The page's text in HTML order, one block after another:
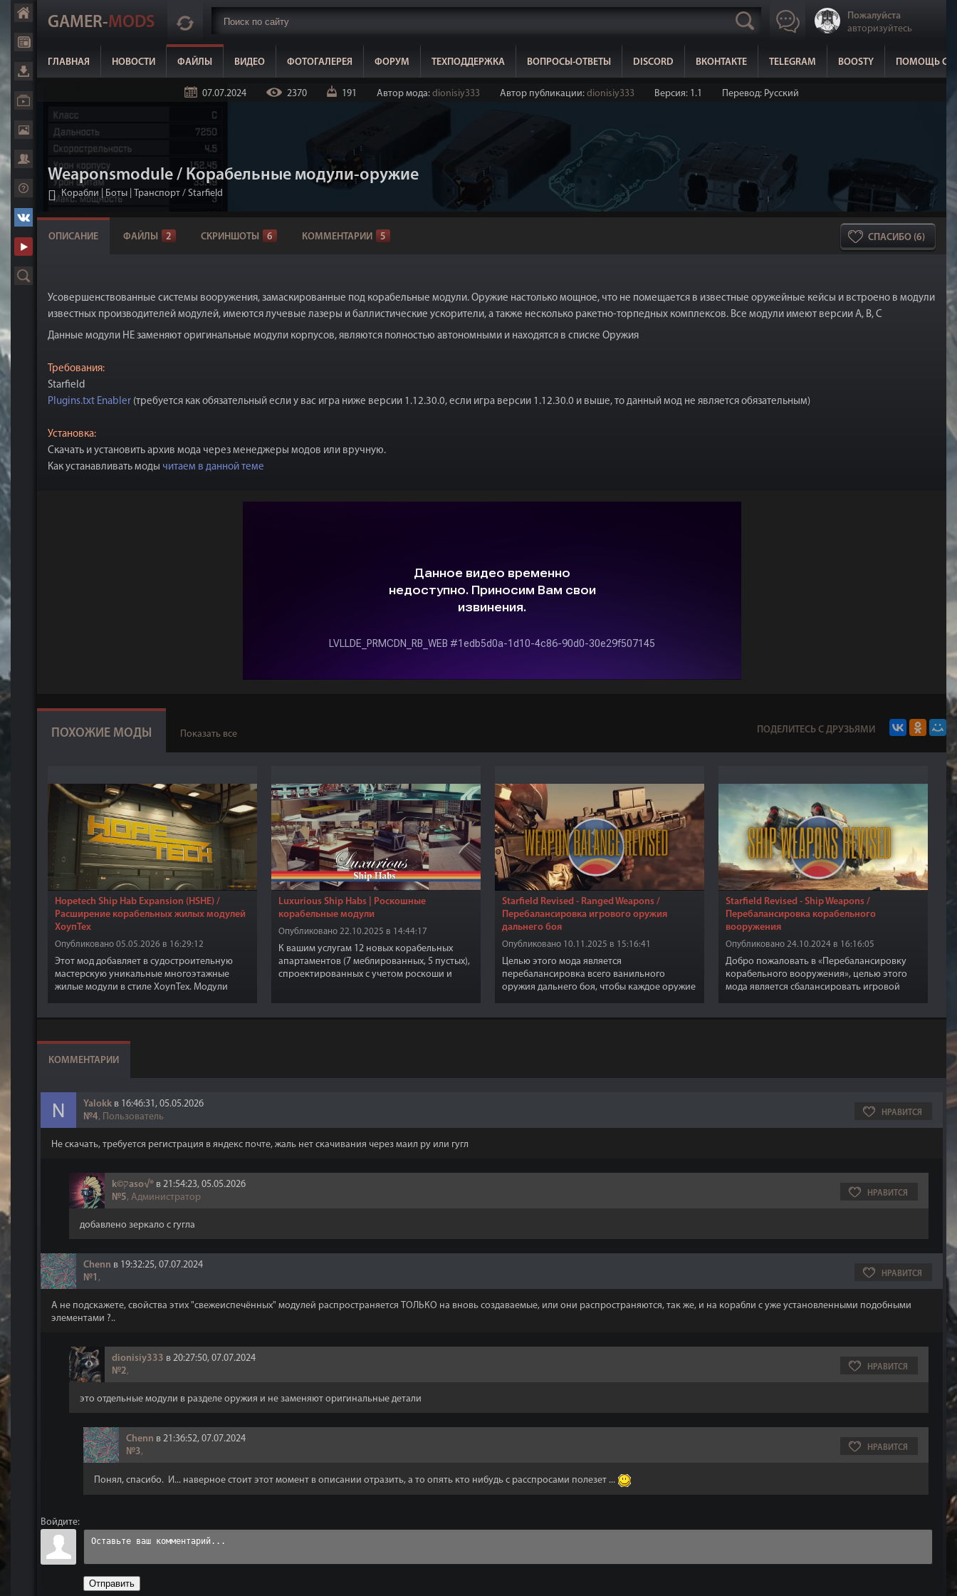
GAMER-MODS
Пожалуйста
авторизуйтесь
ГЛАВНАЯ НОВОСТИ ФАЙЛЫ ВИДЕО ФОТОГАЛЕРЕЯ ФОРУМ ТЕХПОДДЕРЖКА ВОПРОСЫ-ОТВЕТЫ DISCORD ВКОНТАКТЕ TELEGRAM BOOSTY ПОМОЩЬ
07.07.2024 2370 191 Автор мода: dionisiy333 Автор публикации: dionisiy333 Версия: 1.1 Перевод: Русский
Weaponsmodule / Корабельные модули-оружие
Корабли | Боты | Транспорт / Starfield
СПАСИБО (6)
ОПИСАНИЕ ФАЙЛЫ 2 СКРИНШОТЫ 6 КОММЕНТАРИИ 5
Усовершенствованные системы вооружения, замаскированные под корабельные модули. Оружие настолько мощное, что не помещается в известные оружейные кейсы и встроено в модули
известных производителей модулей, имеются лучевые лазеры и баллистические ускорители, а также несколько ракетно-торпедных комплексов. Все модули имеют версии A, B, C
Данные модули НЕ заменяют оригинальные модули корпусов, являются полностью автономными и находятся в списке Оружия
Требования:
Starfield
Plugins.txt Enabler (требуется как обязательный если у вас игра ниже версии 1.12.30.0, если игра версии 1.12.30.0 и выше, то данный мод не является обязательным)
Установка:
Скачать и установить архив мода через менеджеры модов или вручную.
Как устанавливать моды читаем в данной теме
ПОХОЖИЕ МОДЫ Показать все ПОДЕЛИТЕСЬ С ДРУЗЬЯМИ
Hopetech Ship Hab Expansion (HSHE) /
Расширение корабельных жилых модулей
ХоупТех
Опубликовано 05.05.2026 в 16:29:12
Этот мод добавляет в судостроительную
мастерскую уникальные многоэтажные
жилые модули в стиле ХоупТех. Модули
Luxurious Ship Habs | Роскошные
корабельные модули
Опубликовано 22.10.2025 в 14:44:17
К вашим услугам 12 новых корабельных
апартаментов (7 меблированных, 5 пустых),
спроектированных с учетом роскоши и
Starfield Revised - Ranged Weapons /
Перебалансировка игрового оружия
дальнего боя
Опубликовано 10.11.2025 в 15:16:41
Целью этого мода является
перебалансировка всего ванильного
оружия дальнего боя, чтобы каждое оружие
Starfield Revised - Ship Weapons /
Перебалансировка корабельного
вооружения
Опубликовано 24.10.2024 в 16:16:05
Добро пожаловать в «Перебалансировку
корабельного вооружения», целью этого
мода является сбалансировать игровой
КОММЕНТАРИИ
Yalokk в 16:46:31, 05.05.2026
№4, Пользователь НРАВИТСЯ
Не скачать, требуется регистрация в яндекс почте, жаль нет скачивания через маил ру или гугл
k©קaso√® в 21:54:23, 05.05.2026
№5, Администратор НРАВИТСЯ
добавлено зеркало с гугла
Chenn в 19:32:25, 07.07.2024
№1 , НРАВИТСЯ
А не подскажете, свойства этих "свежеиспечённых" модулей распространяется ТОЛЬКО на вновь создаваемые, или они распространяются, так же, и на корабли с уже установленными подобными
элементами ?..
dionisiy333 в 20:27:50, 07.07.2024
№2, НРАВИТСЯ
это отдельные модули в разделе оружия и не заменяют оригинальные детали
Chenn в 21:36:52, 07.07.2024
№3, НРАВИТСЯ
Понял, спасибо. И... наверное стоит этот момент в описании отразить, а то опять кто нибудь с расспросами полезет ...
Войдите:
Отправить